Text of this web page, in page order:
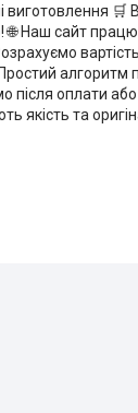
виготовлення
Наш сайт
оплати
якість та